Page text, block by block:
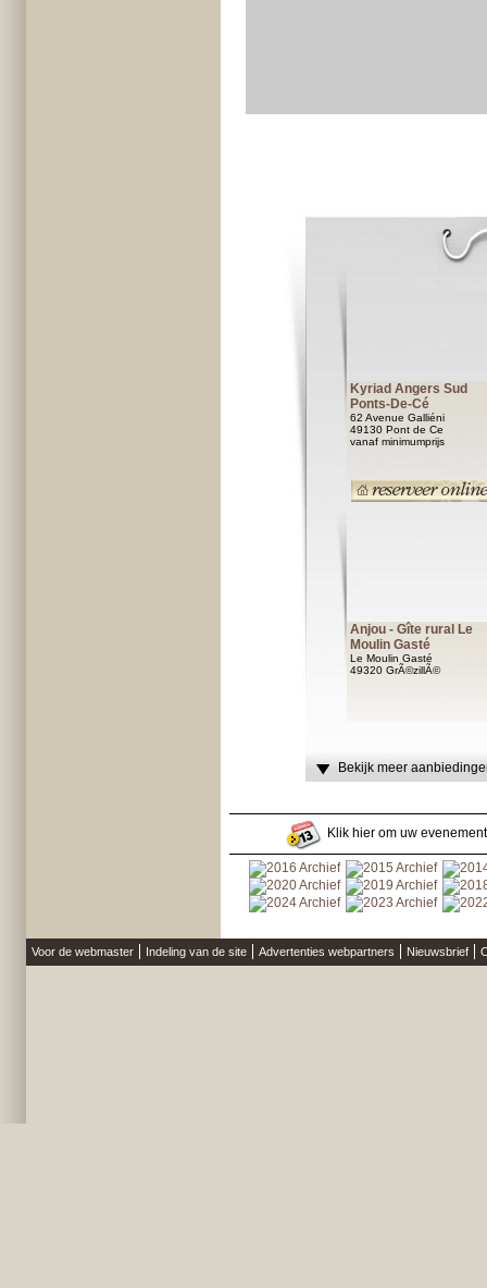
Kyriad Angers Sud
Ponts-De-Cé
62 Avenue Galliéni
49130 Pont de Ce
vanaf minimumprijs
Anjou - Gîte rural Le
Moulin Gasté
Le Moulin Gasté
49320 GrÃ©zillÃ©
Bekijk meer
Klik hier om uw
Voor de webmaster Indeling van de site Advertenties webpartners Nieuwsbrief